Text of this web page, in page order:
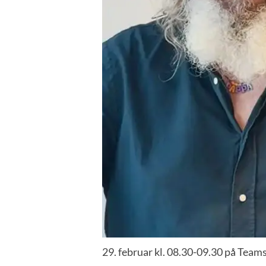
29. februar kl. 08.30-09.30 på